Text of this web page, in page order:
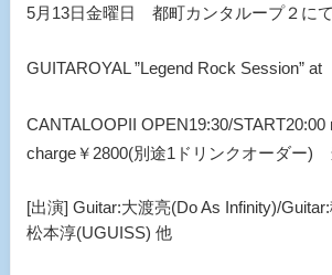
5月13日金曜日 都町カンタループ２にて
GUITAROYAL ”Legend Rock Session” at
CANTALOOPII OPEN19:30/START20:00
charge￥2800(別途1ドリンクオーダー)
[出演] Guitar:大渡亮(Do As Infinity)/
松本淳(UGUISS) 他